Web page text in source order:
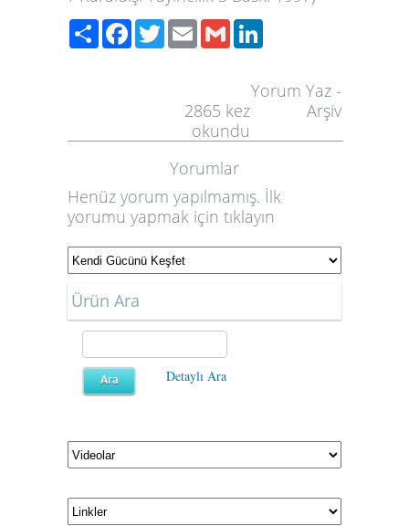
PaylaşFacebook
TwitterEmailGmail
Yorum Yaz -
Arşiv
2865 kez
okundu
Yorumlar
Henüz yorum yapılmamış. İlk
yorumu yapmak için tıklayın
Ürün Ara
Detaylı Ara